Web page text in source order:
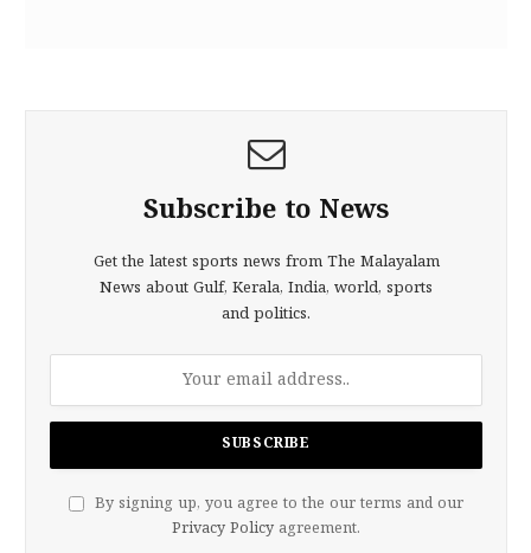
Subscribe to News
Get the latest sports news from The Malayalam
News about Gulf, Kerala, India, world, sports
and politics.
By signing up, you agree to the our terms and our
Privacy Policy agreement.